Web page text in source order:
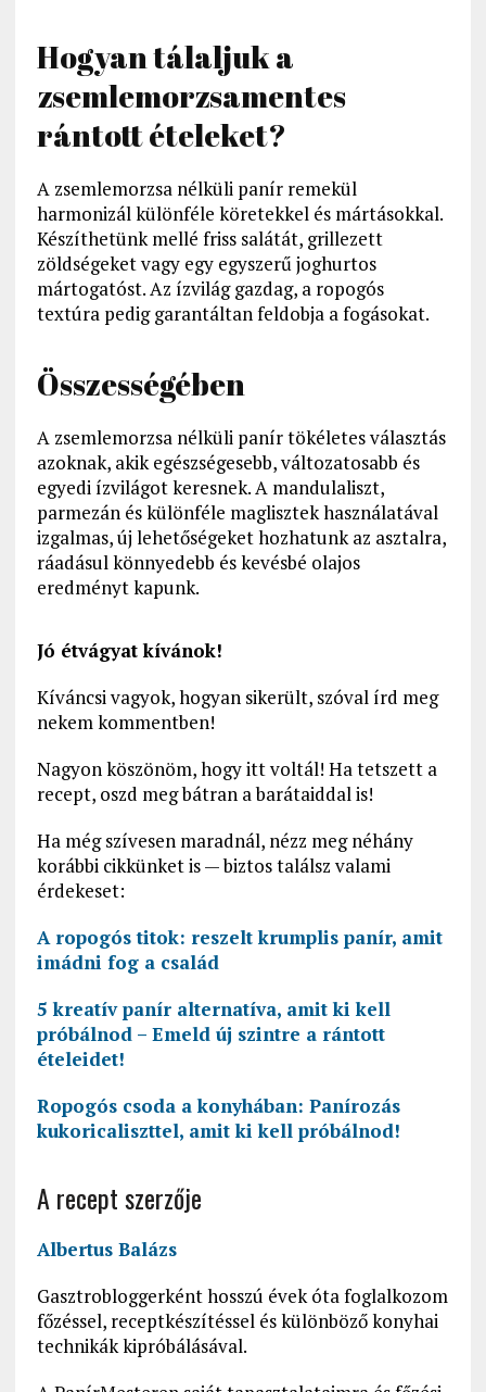
Hogyan tálaljuk a
zsemlemorzsamentes
rántott ételeket?
A zsemlemorzsa nélküli panír remekül
harmonizál különféle köretekkel és mártásokkal.
Készíthetünk mellé friss salátát, grillezett
zöldségeket vagy egy egyszerű joghurtos
mártogatóst. Az ízvilág gazdag, a ropogós
textúra pedig garantáltan feldobja a fogásokat.
Összességében
A zsemlemorzsa nélküli panír tökéletes választás
azoknak, akik egészségesebb, változatosabb és
egyedi ízvilágot keresnek. A mandulaliszt,
parmezán és különféle maglisztek használatával
izgalmas, új lehetőségeket hozhatunk az asztalra,
ráadásul könnyedebb és kevésbé olajos
eredményt kapunk.
Jó étvágyat kívánok!
Kíváncsi vagyok, hogyan sikerült, szóval írd meg
nekem kommentben!
Nagyon köszönöm, hogy itt voltál! Ha tetszett a
recept, oszd meg bátran a barátaiddal is!
Ha még szívesen maradnál, nézz meg néhány
korábbi cikkünket is — biztos találsz valami
érdekeset:
A ropogós titok: reszelt krumplis panír, amit
imádni fog a család
5 kreatív panír alternatíva, amit ki kell
próbálnod – Emeld új szintre a rántott
ételeidet!
Ropogós csoda a konyhában: Panírozás
kukoricaliszttel, amit ki kell próbálnod!
A recept szerzője
Albertus Balázs
Gasztrobloggerként hosszú évek óta foglalkozom
főzéssel, receptkészítéssel és különböző konyhai
technikák kipróbálásával.